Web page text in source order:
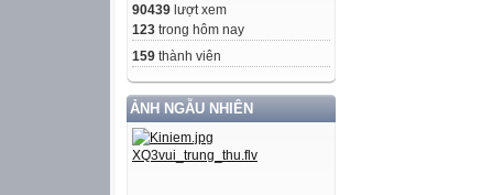
90439 lượt xem
123 trong hôm nay
159 thành viên
ẢNH NGẪU NHIÊN